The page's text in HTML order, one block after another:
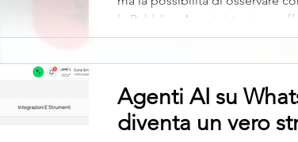
la Pubblica Amministrazione
inaugurale del 19 giugno 2026
Agenti AI su
diventa un vero